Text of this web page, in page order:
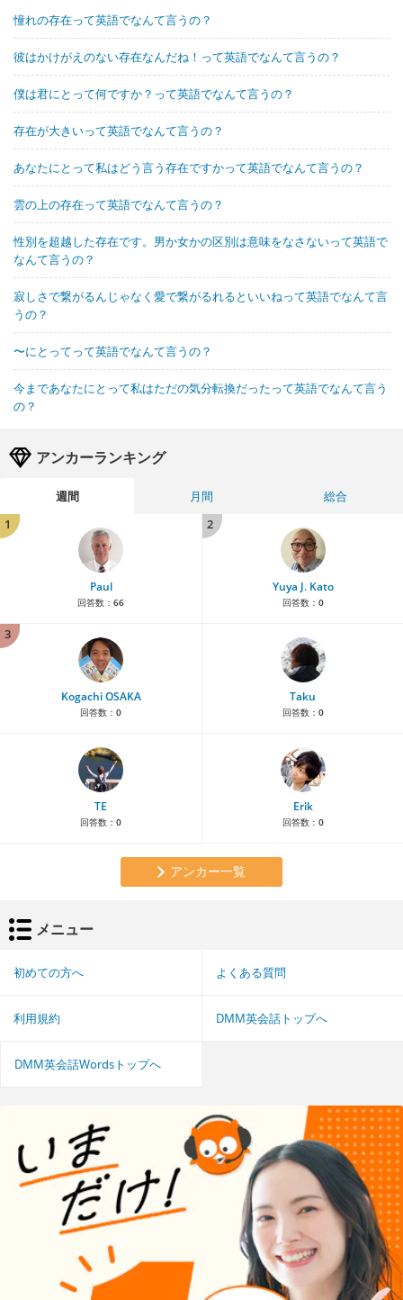
憧れの存在って英語でなんて言うの？
彼はかけがえのない存在なんだね！って英語でなんて言うの？
僕は君にとって何ですか？って英語でなんて言うの？
存在が大きいって英語でなんて言うの？
あなたにとって私はどう言う存在ですかって英語でなんて言うの？
雲の上の存在って英語でなんて言うの？
性別を超越した存在です。男か女かの区別は意味をなさないって英語で
なんて言うの？
寂しさで繋がるんじゃなく愛で繋がるれるといいねって英語でなんて言
うの？
〜にとってって英語でなんて言うの？
今まであなたにとって私はただの気分転換だったって英語でなんて言う
の？
アンカーランキング
週間 月間
総合
1
Paul
回答数： 66
2
Yuya J. Kato
回答数： 0
3
Kogachi OSAKA
回答数： 0
Taku
回答数： 0
TE
回答数： 0
Erik
回答数： 0
アンカー一覧
メニュー
初めての方へ よくある質問
利用規約 DMM英会話トップへ
DMM英会話Wordsトップへ